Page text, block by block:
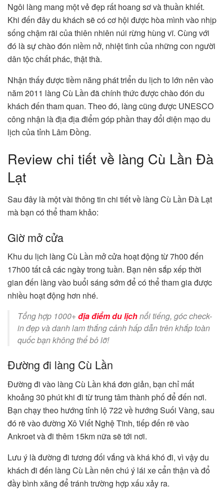
Ngôi làng mang một vẻ đẹp rất hoang sơ và thuần khiết.
Khi đến đây du khách sẽ có cơ hội được hòa mình vào nhịp
sống chậm rãi của thiên nhiên núi rừng hùng vĩ. Cùng với
đó là sự chào đón niềm nở, nhiệt tình của những con người
dân tộc chất phác, thật thà.
Nhận thấy được tiềm năng phát triển du lịch to lớn nên vào
năm 2011 làng Cù Lần đã chính thức được chào đón du
khách đến tham quan. Theo đó, làng cũng được UNESCO
công nhận là địa địa điểm góp phần thay đổi diện mạo du
lịch của tỉnh Lâm Đồng.
Review chi tiết về làng Cù Lần Đà
Lạt
Sau đây là một vài thông tin chi tiết về làng Cù Lần Đà Lạt
mà bạn có thể tham khảo:
Giờ mở cửa
Khu du lịch làng Cù Lần mở cửa hoạt động từ 7h00 đến
17h00 tất cả các ngày trong tuần. Bạn nên sắp xếp thời
gian đến làng vào buổi sáng sớm để có thể tham gia được
nhiều hoạt động hơn nhé.
Tổng hợp 1000+địa điểm du lịchnổi tiếng, góc check-
in đẹp và danh lam thắng cảnh hấp dẫn trên khắp toàn
quốc bạn không thể bỏ lỡ!
Đường đi làng Cù Lần
Đường đi vào làng Cù Lần khá đơn giản, bạn chỉ mất
khoảng 30 phút khi đi từ trung tâm thành phố để đến nơi.
Bạn chạy theo hướng tỉnh lộ 722 về hướng Suối Vàng, sau
đó rẽ vào đường Xô Viết Nghệ Tĩnh, tiếp đến rẽ vào
Ankroet và đi thêm 15km nữa sẽ tới nơi.
Lưu ý là đường đi tương đối vắng và khá khó đi, vì vậy du
khách đi đến làng Cù Lần nên chú ý lái xe cẩn thận và đổ
đầy bình xăng để tránh trường hợp xấu xảy ra.